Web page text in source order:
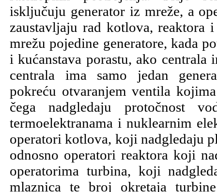
isključuju generator iz mreže, a
zaustavljaju rad kotlova,
mrežu pojedine generatore, kada
i kućanstava porastu, ako
centrala ima samo jedan
pokreću otvaranjem ventila
čega nadgledaju protočnost
termoelektranama i nuklearnim
operatori kotlova, koji nadgledaju
odnosno operatori reaktora koji
operatorima turbina, koji
mlaznica te broj okretaja